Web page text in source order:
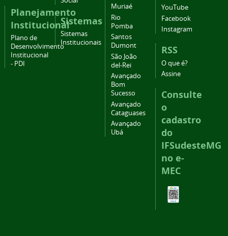
Planejamento
Institucional
Plano de
Desenvolvimento
Institucional
- PDI
Sistemas
Sistemas
Institucionais
Muriaé
Rio
Pomba
Santos
Dumont
São João
del-Rei
Avançado
Bom
Sucesso
Avançado
Cataguases
Avançado
Ubá
YouTube
Facebook
Instagram
RSS
O que é?
Assine
Consulte
o
cadastro
do
IFSudesteMG
no e-
MEC